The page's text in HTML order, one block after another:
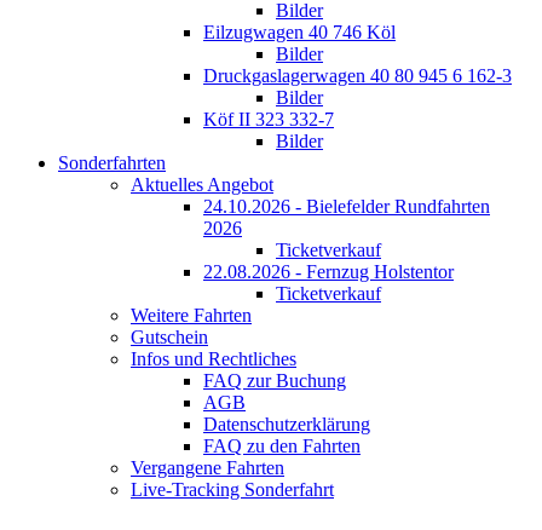
Bilder
Eilzugwagen 40 746 Köl
Bilder
Druckgaslagerwagen 40 80 945 6 162-3
Bilder
Köf II 323 332-7
Bilder
Sonderfahrten
Aktuelles Angebot
24.10.2026 - Bielefelder Rundfahrten
2026
Ticketverkauf
22.08.2026 - Fernzug Holstentor
Ticketverkauf
Weitere Fahrten
Gutschein
Infos und Rechtliches
FAQ zur Buchung
AGB
Datenschutzerklärung
FAQ zu den Fahrten
Vergangene Fahrten
Live-Tracking Sonderfahrt